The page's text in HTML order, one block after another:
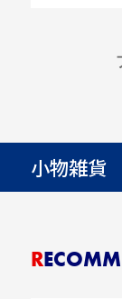
小物雑貨